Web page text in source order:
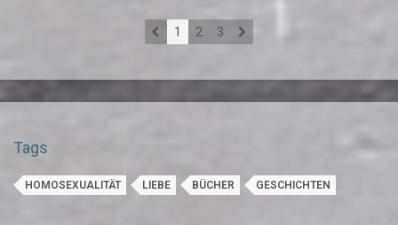
1 2 3
Tags
HOMOSEXUALITÄT LIEBE BÜCHER GESCHICHTEN